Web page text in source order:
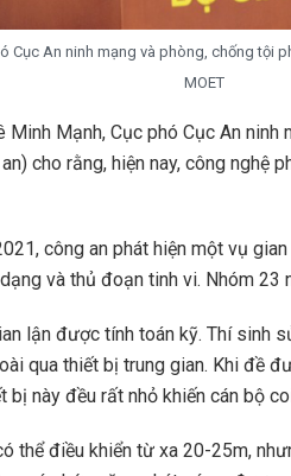
Cục An ninh mạng và phòng, chống tội
MOET
Minh Mạnh, Cục phó Cục An
cho rằng, hiện nay, công nghệ
công an phát hiện một vụ
và thủ đoạn tinh vi. Nhóm 23
lận được tính toán kỹ. Thí sinh
qua thiết bị trung gian. Khi đề
bị này đều rất nhỏ khiến cán bộ
thể điều khiển từ xa 20-25m,